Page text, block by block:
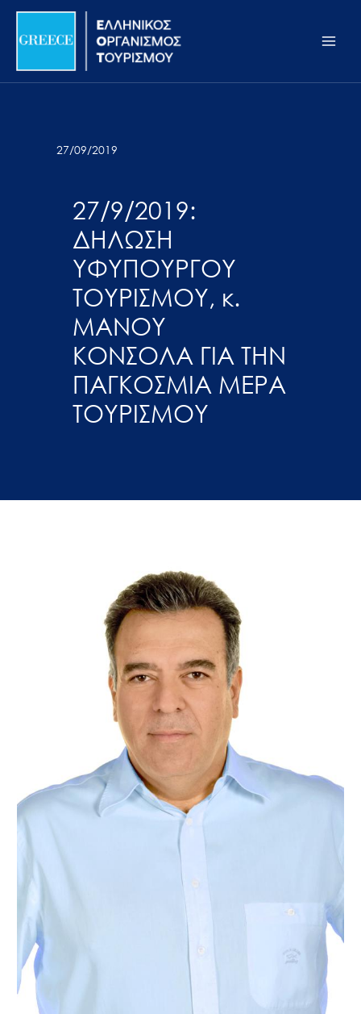
Σημείωση:
ιστότοπος
προσβασιμότητας.
Μετάβαση
περιεχόμενο
27/09/2019
27/9/2019:
ΔΗΛΩΣΗ
ΥΦΥΠΟΥΡΓΟΥ
ΤΟΥΡΙΣΜΟΥ, κ.
MANOΥ
ΚΟΝΣΟΛΑ ΓΙΑ ΤΗΝ
ΠΑΓΚΟΣΜΙΑ ΜΕΡΑ
ΤΟΥΡΙΣΜΟΥ